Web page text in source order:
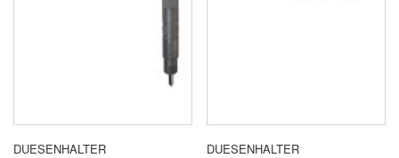
DUESENHALTER DUESENHALTER